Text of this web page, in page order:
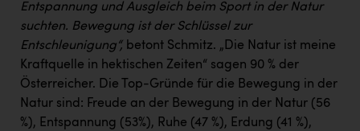
Entspannung und Ausgleich beim Sport in der Natur
suchten. Bewegung ist der Schlüssel zur
Entschleunigung“, betont Schmitz. „Die Natur ist meine
Kraftquelle in hektischen Zeiten“ sagen 90 % der
Österreicher. Die Top-Gründe für die Bewegung in der
Natur sind: Freude an der Bewegung in der Natur (56
%), Entspannung (53%), Ruhe (47 %), Erdung (41 %),